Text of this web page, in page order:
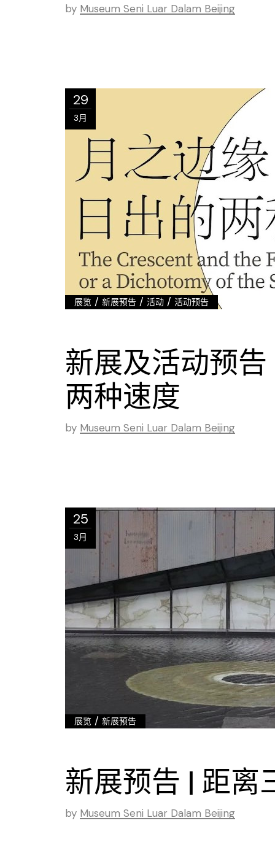
by Museum Seni Luar Dalam Beijing
29
3月
展览 / 新展预告 / 活动 / 活动预告
新展及活动预
两种速度
by Museum Seni Luar Dalam Beijing
25
3月
展览 / 新展预告
新展预告 | 距离
by Museum Seni Luar Dalam Beijing